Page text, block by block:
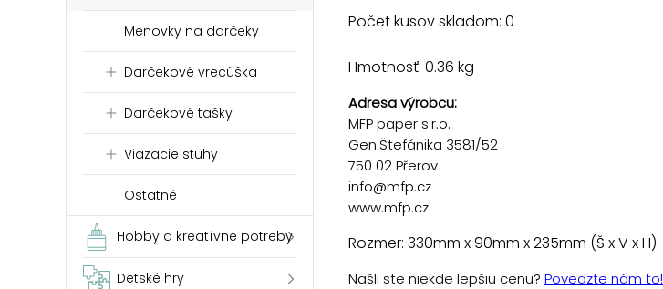
Menovky na darčeky
Darčekové vrecúška
Darčekové tašky
Viazacie stuhy
Ostatné
Hobby a kreatívne potreby
Detské hry
Počet kusov skladom: 0
Hmotnosť: 0.36 kg
Adresa výrobcu:
MFP paper s.r.o.
Gen.Štefánika 3581/52
750 02 Přerov
info@mfp.cz
www.mfp.cz
Rozmer: 330mm x 90mm x 235mm (Š x V x H)
Našli ste niekde lepšiu cenu? Povedzte nám to!